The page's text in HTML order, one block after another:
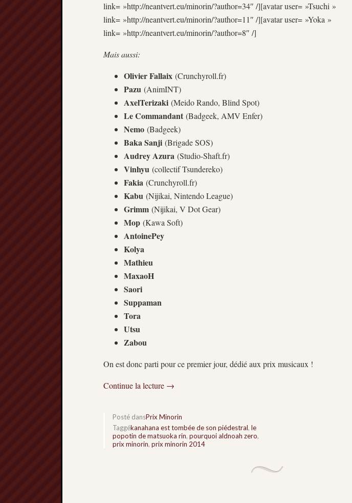
link= »http://neantvert.eu/minorin/?author=34″ /][avatar user= »Tsuchi »
link= »http://neantvert.eu/minorin/?author=11″ /][avatar user= »Yoka »
link= »http://neantvert.eu/minorin/?author=8″ /]
Mais aussi:
Olivier Fallaix (Crunchyroll.fr)
Pazu (AnimINT)
AxelTerizaki (Meido Rando, Blind Spot)
Le Commandant (Badgeek, AMV Enfer)
Nemo (Badgeek)
Baka Sanji (Brigade SOS)
Audrey Azura (Studio-Shaft.fr)
Vinhyu (collectif Tsundereko)
Fakia (Crunchyroll.fr)
Kabu (Nijikai, Nintendo League)
Grimm (Nijikai, V Dot Gear)
Mop (Kawa Soft)
AntoinePey
Kolya
Mathieu
MaxaoH
Saori
Suppaman
Tora
Utsu
Zabou
On est donc parti pour ce premier jour, dédié aux prix musicaux !
Continue la lecture →
Posté dansPrix Minorin
Taggékanahana est tombée de son piédestral, le
popotin de matsuoka rin, pourquoi aldnoah zero,
prix minorin, prix minorin 2014